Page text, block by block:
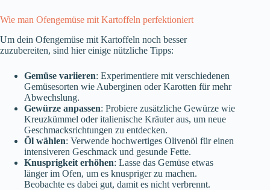
Wie man Ofengemüse mit Kartoffeln perfektioniert
Um dein Ofengemüse mit Kartoffeln noch besser
zuzubereiten, sind hier einige nützliche Tipps:
Gemüse variieren: Experimentiere mit verschiedenen
Gemüsesorten wie Auberginen oder Karotten für mehr
Abwechslung.
Gewürze anpassen: Probiere zusätzliche Gewürze wie
Kreuzkümmel oder italienische Kräuter aus, um neue
Geschmacksrichtungen zu entdecken.
Öl wählen: Verwende hochwertiges Olivenöl für einen
intensiveren Geschmack und gesunde Fette.
Knusprigkeit erhöhen: Lasse das Gemüse etwas
länger im Ofen, um es knuspriger zu machen.
Beobachte es dabei gut, damit es nicht verbrennt.